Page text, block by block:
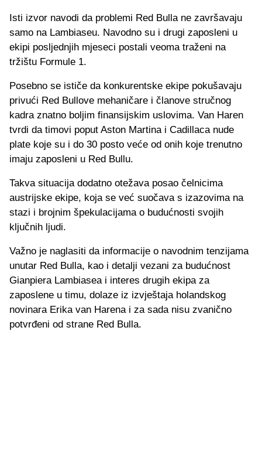
Isti izvor navodi da problemi Red Bulla ne završavaju
samo na Lambiaseu. Navodno su i drugi zaposleni u
ekipi posljednjih mjeseci postali veoma traženi na
tržištu Formule 1.
Posebno se ističe da konkurentske ekipe pokušavaju
privući Red Bullove mehaničare i članove stručnog
kadra znatno boljim finansijskim uslovima. Van Haren
tvrdi da timovi poput Aston Martina i Cadillaca nude
plate koje su i do 30 posto veće od onih koje trenutno
imaju zaposleni u Red Bullu.
Takva situacija dodatno otežava posao čelnicima
austrijske ekipe, koja se već suočava s izazovima na
stazi i brojnim špekulacijama o budućnosti svojih
ključnih ljudi.
Važno je naglasiti da informacije o navodnim tenzijama
unutar Red Bulla, kao i detalji vezani za budućnost
Gianpiera Lambiasea i interes drugih ekipa za
zaposlene u timu, dolaze iz izvještaja holandskog
novinara Erika van Harena i za sada nisu zvanično
potvrđeni od strane Red Bulla.